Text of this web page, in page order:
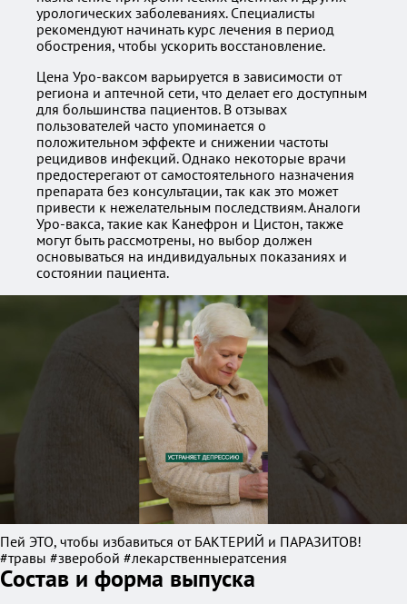
урологических заболеваниях. Специалисты
рекомендуют начинать курс лечения в период
обострения, чтобы ускорить восстановление.
Цена Уро-ваксом варьируется в зависимости от
региона и аптечной сети, что делает его доступным
для большинства пациентов. В отзывах
пользователей часто упоминается о
положительном эффекте и снижении частоты
рецидивов инфекций. Однако некоторые врачи
предостерегают от самостоятельного назначения
препарата без консультации, так как это может
привести к нежелательным последствиям. Аналоги
Уро-вакса, такие как Канефрон и Цистон, также
могут быть рассмотрены, но выбор должен
основываться на индивидуальных показаниях и
состоянии пациента.
Пей ЭТО, чтобы избавиться от БАКТЕРИЙ и ПАРАЗИТОВ!
#травы #зверобой #лекарственныератсения
Состав и форма выпуска